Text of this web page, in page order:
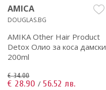
AMICA
DOUGLAS.BG
AMIKA Other Hair Product
Detox Олио за коса дамски
200ml
€ 34.00
€ 28.90 / 56.52 лв.